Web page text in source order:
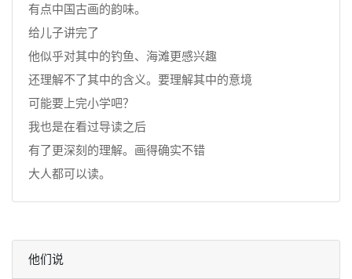
有点中国古画的韵味。
给儿子讲完了
他似乎对其中的钓鱼、海滩更感兴趣
还理解不了其中的含义。要理解其中的意境
可能要上完小学吧？
我也是在看过导读之后
有了更深刻的理解。画得确实不错
大人都可以读。
他们说